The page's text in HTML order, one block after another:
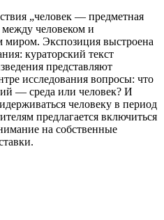
„человек — предметная
между человеком и
Экспозиция выстроена
кураторский текст
представляют
исследования вопросы: что
— среда или человек? И
человеку в период
предлагается включиться
на собственные